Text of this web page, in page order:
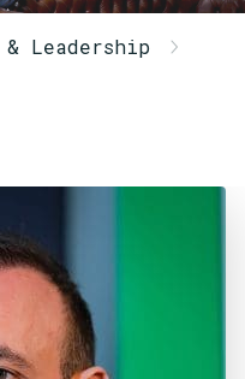
& Leadership